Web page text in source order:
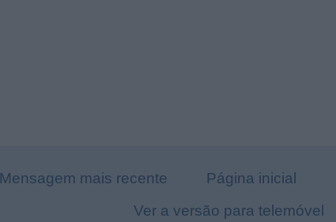
Mensagem mais recente
Página inicial
Ver a versão para telemóvel